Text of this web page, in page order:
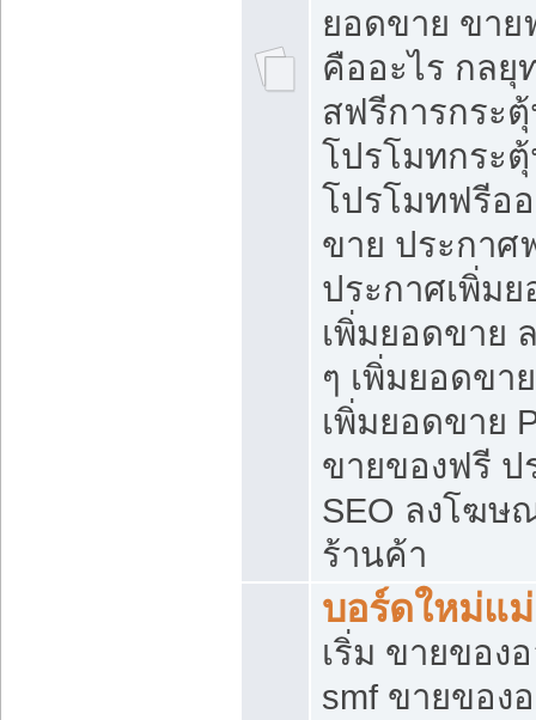
ยอดขาย ขาย
คืออะไร กลยุ
สฟรีการกระ
โปรโมทกระ
โปรโมทฟรีอ
ขาย ประกาศ
ประกาศเพิ่ม
เพิ่มยอดขาย
ๆ เพิ่มยอดขา
เพิ่มยอดขาย
ขายของฟรี ป
SEO ลงโฆษ
ร้านค้า
บอร์ดใหม่แ
เริ่ม ขายของ
smf ขายของ